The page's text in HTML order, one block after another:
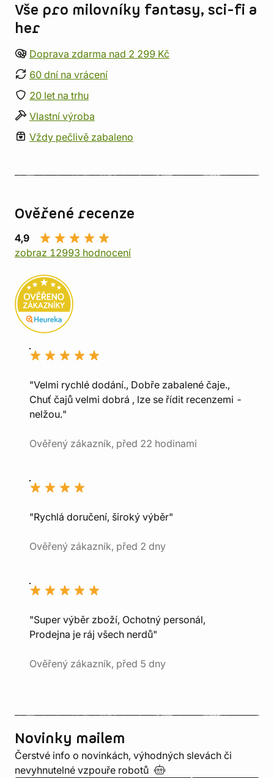
Vše pro milovníky fantasy, sci-fi a
her
Doprava zdarma nad 2 299 Kč
60 dní na vrácení
20 let na trhu
Vlastní výroba
Vždy pečlivě zabaleno
Ověřené recenze
4,9
zobraz 12993 hodnocení
"Velmi rychlé dodání., Dobře zabalené čaje.,
Chuť čajů velmi dobrá , lze se řídit recenzemi -
nelžou."
Ověřený zákazník, před 22 hodinami
"Rychlá doručení, široký výběr"
Ověřený zákazník, před 2 dny
"Super výběr zboží, Ochotný personál,
Prodejna je ráj všech nerdů"
Ověřený zákazník, před 5 dny
Novinky mailem
Čerstvé info o novinkách, výhodných slevách či
nevyhnutelné vzpouře robotů